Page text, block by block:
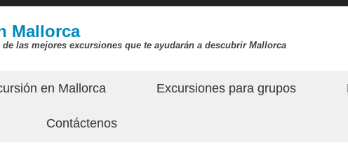
Mallorca
las mejores excursiones que te ayudarán a descubrir Mallorca
en Mallorca Excursiones para grupos
Contáctenos